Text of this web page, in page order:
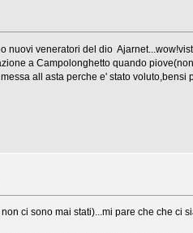
nuovi veneratori del dio
a Campolonghetto quando
all asta perche e' stato
ci sono mai stati)...mi pare che che ci